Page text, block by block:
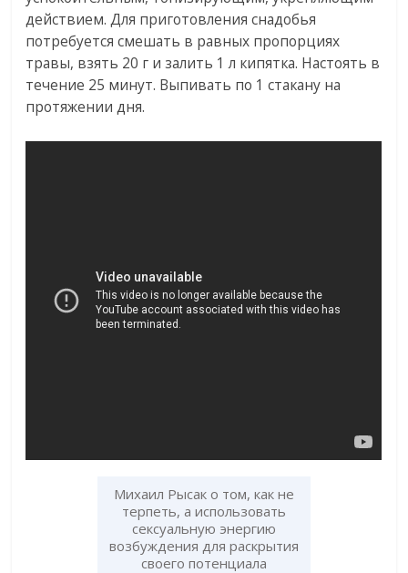
действием. Для приготовления снадобья
потребуется смешать в равных пропорциях
травы, взять 20 г и залить 1 л кипятка. Настоять в
течение 25 минут. Выпивать по 1 стакану на
протяжении дня.
Михаил Рысак о том, как не
терпеть, а использовать
сексуальную энергию
возбуждения для раскрытия
своего потенциала